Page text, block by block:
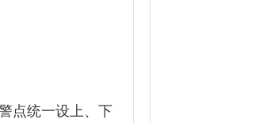
点统一设上、下